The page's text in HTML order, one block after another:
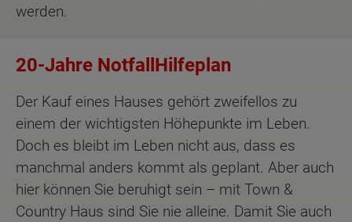
werden.
20-Jahre NotfallHilfeplan
Der Kauf eines Hauses gehört zweifellos zu
einem der wichtigsten Höhepunkte im Leben.
Doch es bleibt im Leben nicht aus, dass es
manchmal anders kommt als geplant. Aber auch
hier können Sie beruhigt sein – mit Town &
Country Haus sind Sie nie alleine. Damit Sie auch